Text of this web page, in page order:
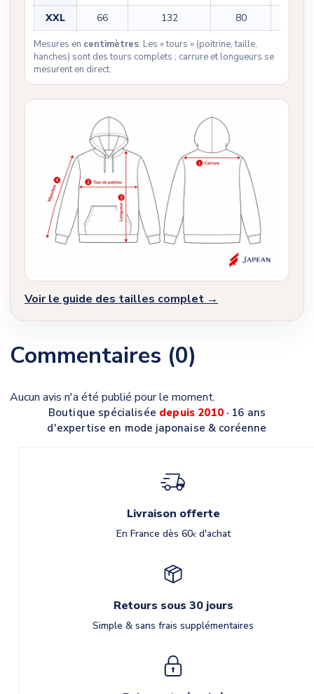
XXL
66 132 80
Mesures en centimètres. Les « tours » (poitrine, taille,
hanches) sont des tours complets ; carrure et longueurs se
mesurent en direct.
Voir le guide des tailles complet →
Commentaires (0)
Aucun avis n'a été publié pour le moment.
Boutique spécialisée depuis 2010· 16 ans
d'expertise en mode japonaise & coréenne
Livraison offerte
En France dès 60€d'achat
Retours sous 30 jours
Simple & sans frais supplémentaires